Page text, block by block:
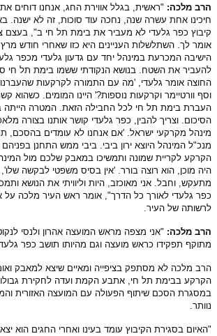
מלכה:"ראשית, בגלל אווירת החג, אנחנו דוחים את
אחת עשרה שנה, נחכה עוד סוכות, זה לא ישנה.
כפר גלעדי לא מעביר את בימת תל חי ב", בעצם
לך. השתלשלות העניינים היא כזו שאחרי חודש מרץ
המכרעת במינהל יחד עם גדעון גלעדי מכפר גלעדי,
את השטח. בנושא הנקודתי ששמו בימת תל חי
אומר גלעדי, 'מה עם התמורה לקרקעות שהעברנו
וורטיימר וקרקעות נוספות?' היינו המומים. כשהוא קשר
בימת תל חי לכל החבילה הזאת. המטרה הייתה
וצריך להבין, כפר גלעדי קושר אותנו בצורה
מקרקעי ישראל. 'אם אנחנו לא עומדים בהסכם,
המינהל היוצא ירון ביבי. ביבי ממש התחנן בפניהם
לקריית שמונה ותמשיכו במאבק שלכם מול המינהל'.
מוכן, הוא רוצה בורר. 'אין בסיס משפטי לבקשה שלו',
וחבל. אני מאוכזב, היות וליוויתי את הנושא
גלעדי לאורך כל הדרך", אומר ראש העיר מלכה על
של העיר.
מלכה:"אני מצפה מראש המועצה אהרון ולנסי לנקוט
תפקידו כראש מועצה וגם מהיותו תושב כפר גלעדי".
מלכה לא מסתפק בציפייה ומאיים שיצא למאבק
בבימת תל חי, אתבע הקמת ועדה לחקירת גבולות
הסכם שיתוף הפעולה עם המועצה האזורית
בסגירת הקיבוץ עומד בעינו ואחרי החגים הוא יצא